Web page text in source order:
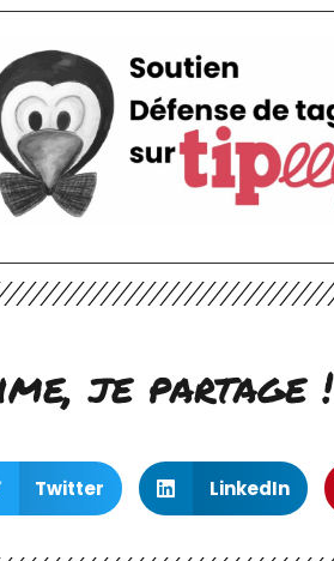
je partage !
Twitter LinkedIn